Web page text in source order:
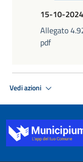
15-10-2024
Allegato
pdf
Vedi azioni